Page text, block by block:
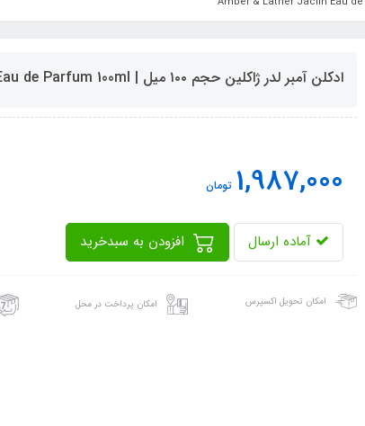
ادکلن آمبر لدر ژاکلین حجم ۱۰۰ میل | Amber & Lather Jaclin Eau de Parfum 100ml
1,987,000 تومان
آماده ارسال
امکان تحویل اکسپرس امکان پرداخت در محل